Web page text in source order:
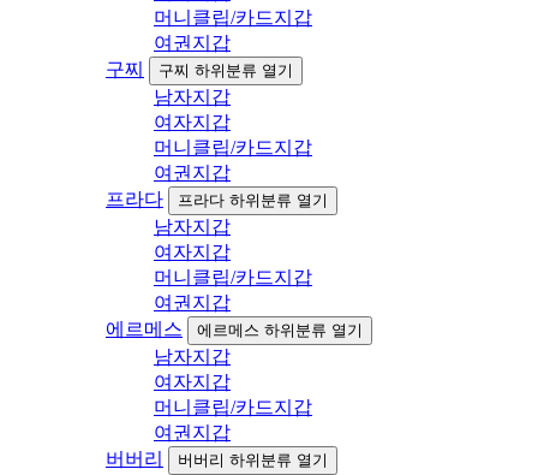
머니클립/카드지갑
여권지갑
구찌
구찌 하위분류 열기
남자지갑
여자지갑
머니클립/카드지갑
여권지갑
프라다
프라다 하위분류 열기
남자지갑
여자지갑
머니클립/카드지갑
여권지갑
에르메스
에르메스 하위분류 열기
남자지갑
여자지갑
머니클립/카드지갑
여권지갑
버버리
버버리 하위분류 열기